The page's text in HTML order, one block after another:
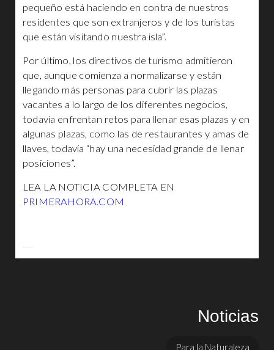
pequeño está haciendo en contra de nuestros
residentes que son extranjeros y de los turistas
que están visitando nuestra isla”.
Por último, los directivos de turismo admitieron
que, aunque comienza a normalizarse y están
llegando más personas para cubrir las plazas
vacantes a lo largo de los diferentes negocios,
todavía enfrentan retos para llenar esas plazas y en
algunas plazas, como las de restaurantes y amas de
llaves, todavía “hay una necesidad grande de llenar
posiciones”.
LEA LA NOTICIA COMPLETA EN
PRIMERAHORA.COM
Noticias
Para la Naturaleza